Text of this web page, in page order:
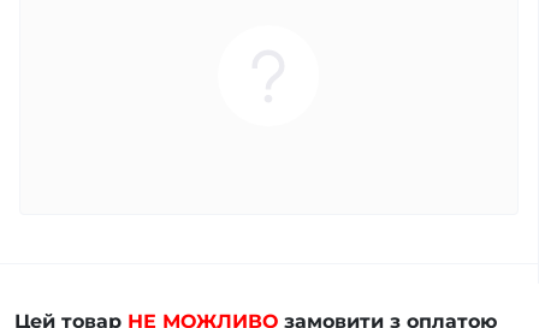
Цей товар НЕ МОЖЛИВО замовити з оплатою